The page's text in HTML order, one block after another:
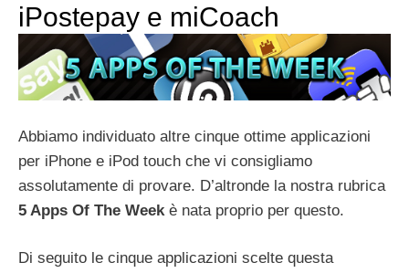
iPostepay e miCoach
Abbiamo individuato altre cinque ottime applicazioni
per iPhone e iPod touch che vi consigliamo
assolutamente di provare. D’altronde la nostra rubrica
5 Apps Of The Weekè nata proprio per questo.
Di seguito le cinque applicazioni scelte questa